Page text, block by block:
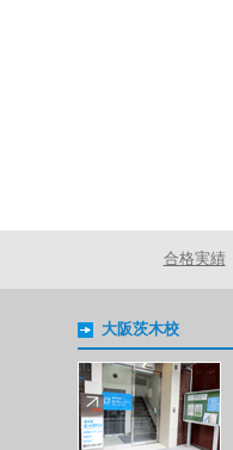
合格実績
大阪茨木校